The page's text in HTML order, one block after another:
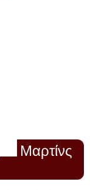
Μαρτίνς